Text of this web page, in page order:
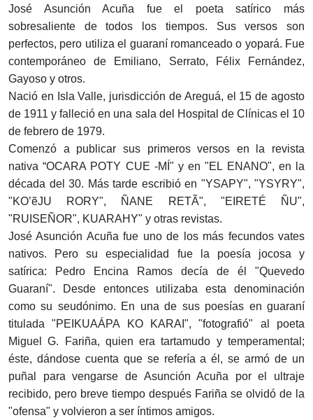
José Asunción Acuña fue el poeta satírico más
sobresaliente de todos los tiempos. Sus versos son
perfectos, pero utiliza el guaraní romanceado o yopará. Fue
contemporáneo de Emiliano, Serrato, Félix Fernández,
Gayoso y otros.
Nació en Isla Valle, jurisdicción de Areguá, el 15 de agosto
de 1911 y falleció en una sala del Hospital de Clínicas el 10
de febrero de 1979.
Comenzó a publicar sus primeros versos en la revista
nativa “OCARA POTY CUE -MÍ" y en "EL ENANO", en la
década del 30. Más tarde escribió en "YSAPY", "YSYRY",
"KO’ẽJU RORY", ÑANE RETÃ", "EIRETÉ ÑU",
"RUISEÑOR", KUARAHY" y otras revistas.
José Asunción Acuña fue uno de los más fecundos vates
nativos. Pero su especialidad fue la poesía jocosa y
satírica: Pedro Encina Ramos decía de él "Quevedo
Guaraní". Desde entonces utilizaba esta denominación
como su seudónimo. En una de sus poesías en guaraní
titulada "PEIKUAÁPA KO KARAI", "fotografió" al poeta
Miguel G. Fariña, quien era tartamudo y temperamental;
éste, dándose cuenta que se refería a él, se armó de un
puñal para vengarse de Asunción Acuña por el ultraje
recibido, pero breve tiempo después Fariña se olvidó de la
"ofensa" y volvieron a ser íntimos amigos.